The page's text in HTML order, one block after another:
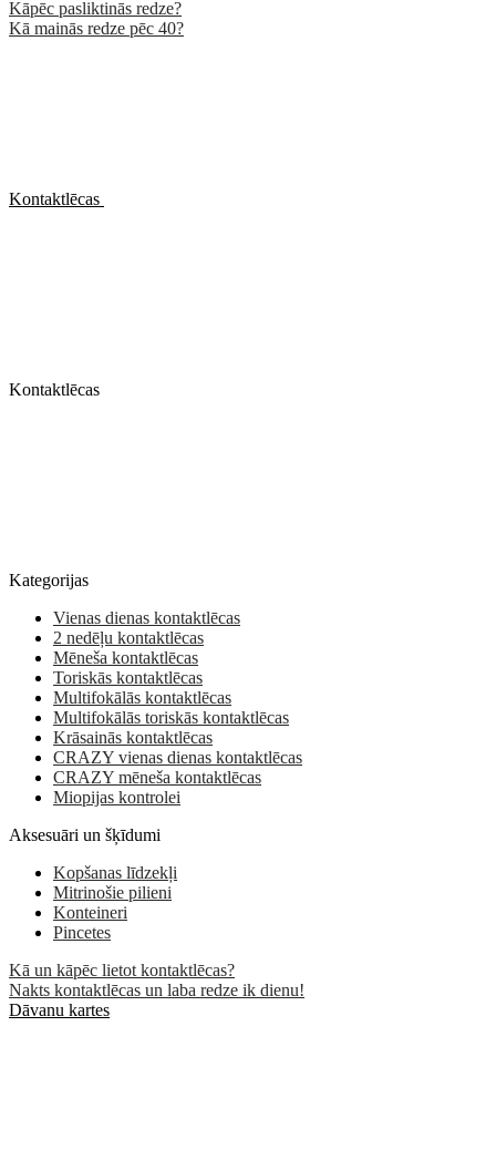
Kāpēc pasliktinās redze?
Kā mainās redze pēc 40?
Kontaktlēcas
Kontaktlēcas
Kategorijas
Vienas dienas kontaktlēcas
2 nedēļu kontaktlēcas
Mēneša kontaktlēcas
Toriskās kontaktlēcas
Multifokālās kontaktlēcas
Multifokālās toriskās kontaktlēcas
Krāsainās kontaktlēcas
CRAZY vienas dienas kontaktlēcas
CRAZY mēneša kontaktlēcas
Miopijas kontrolei
Aksesuāri un šķīdumi
Kopšanas līdzekļi
Mitrinošie pilieni
Konteineri
Pincetes
Kā un kāpēc lietot kontaktlēcas?
Nakts kontaktlēcas un laba redze ik dienu!
Dāvanu kartes